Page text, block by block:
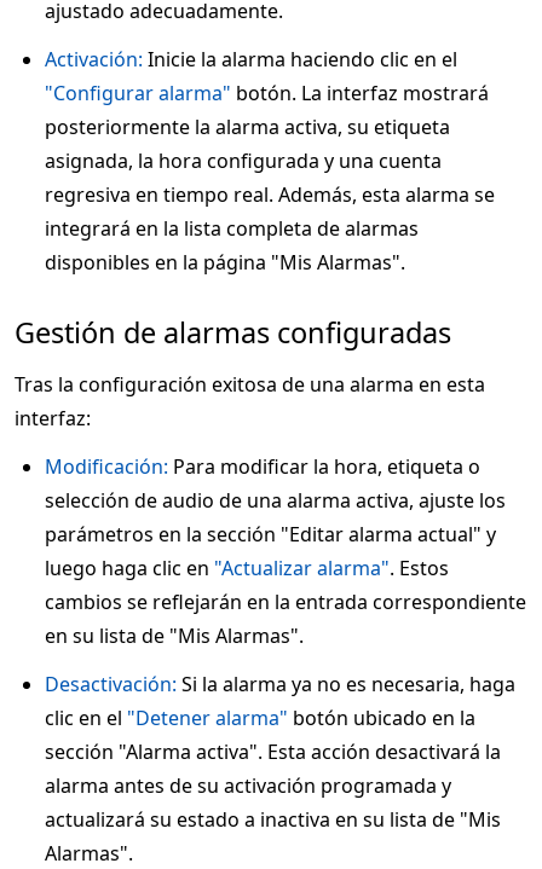
ajustado adecuadamente.
Activación: Inicie la alarma haciendo clic en el
"Configurar alarma" botón. La interfaz mostrará
posteriormente la alarma activa, su etiqueta
asignada, la hora configurada y una cuenta
regresiva en tiempo real. Además, esta alarma se
integrará en la lista completa de alarmas
disponibles en la página "Mis Alarmas".
Gestión de alarmas configuradas
Tras la configuración exitosa de una alarma en esta
interfaz:
Modificación: Para modificar la hora, etiqueta o
selección de audio de una alarma activa, ajuste los
parámetros en la sección "Editar alarma actual" y
luego haga clic en "Actualizar alarma". Estos
cambios se reflejarán en la entrada correspondiente
en su lista de "Mis Alarmas".
Desactivación: Si la alarma ya no es necesaria, haga
clic en el "Detener alarma" botón ubicado en la
sección "Alarma activa". Esta acción desactivará la
alarma antes de su activación programada y
actualizará su estado a inactiva en su lista de "Mis
Alarmas".